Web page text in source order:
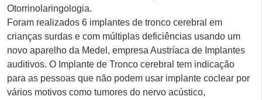
Otorrinolaringologia.
Foram realizados 6 implantes de tronco cerebral em
crianças surdas e com múltiplas deficiências usando um
novo aparelho da Medel, empresa Austríaca de Implantes
auditivos. O Implante de Tronco cerebral tem indicação
para as pessoas que não podem usar implante coclear por
vários motivos como tumores do nervo acústico,